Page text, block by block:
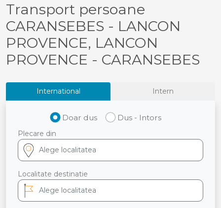
Transport persoane
CARANSEBES - LANCON
PROVENCE, LANCON
PROVENCE - CARANSEBES
International Intern
Doar dus Dus - Intors
Plecare din
Localitate destinatie